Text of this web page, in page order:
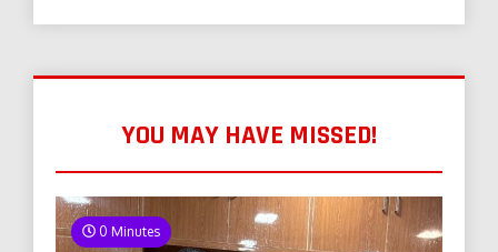
YOU MAY HAVE MISSED!
0 Minutes